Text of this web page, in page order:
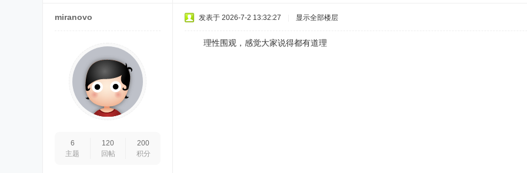
miranovo
6
主题
120
回帖
200
积分
发表于 2026-7-2 13:32:27 显示全部楼层
理性围观，感觉大家说得都有道理